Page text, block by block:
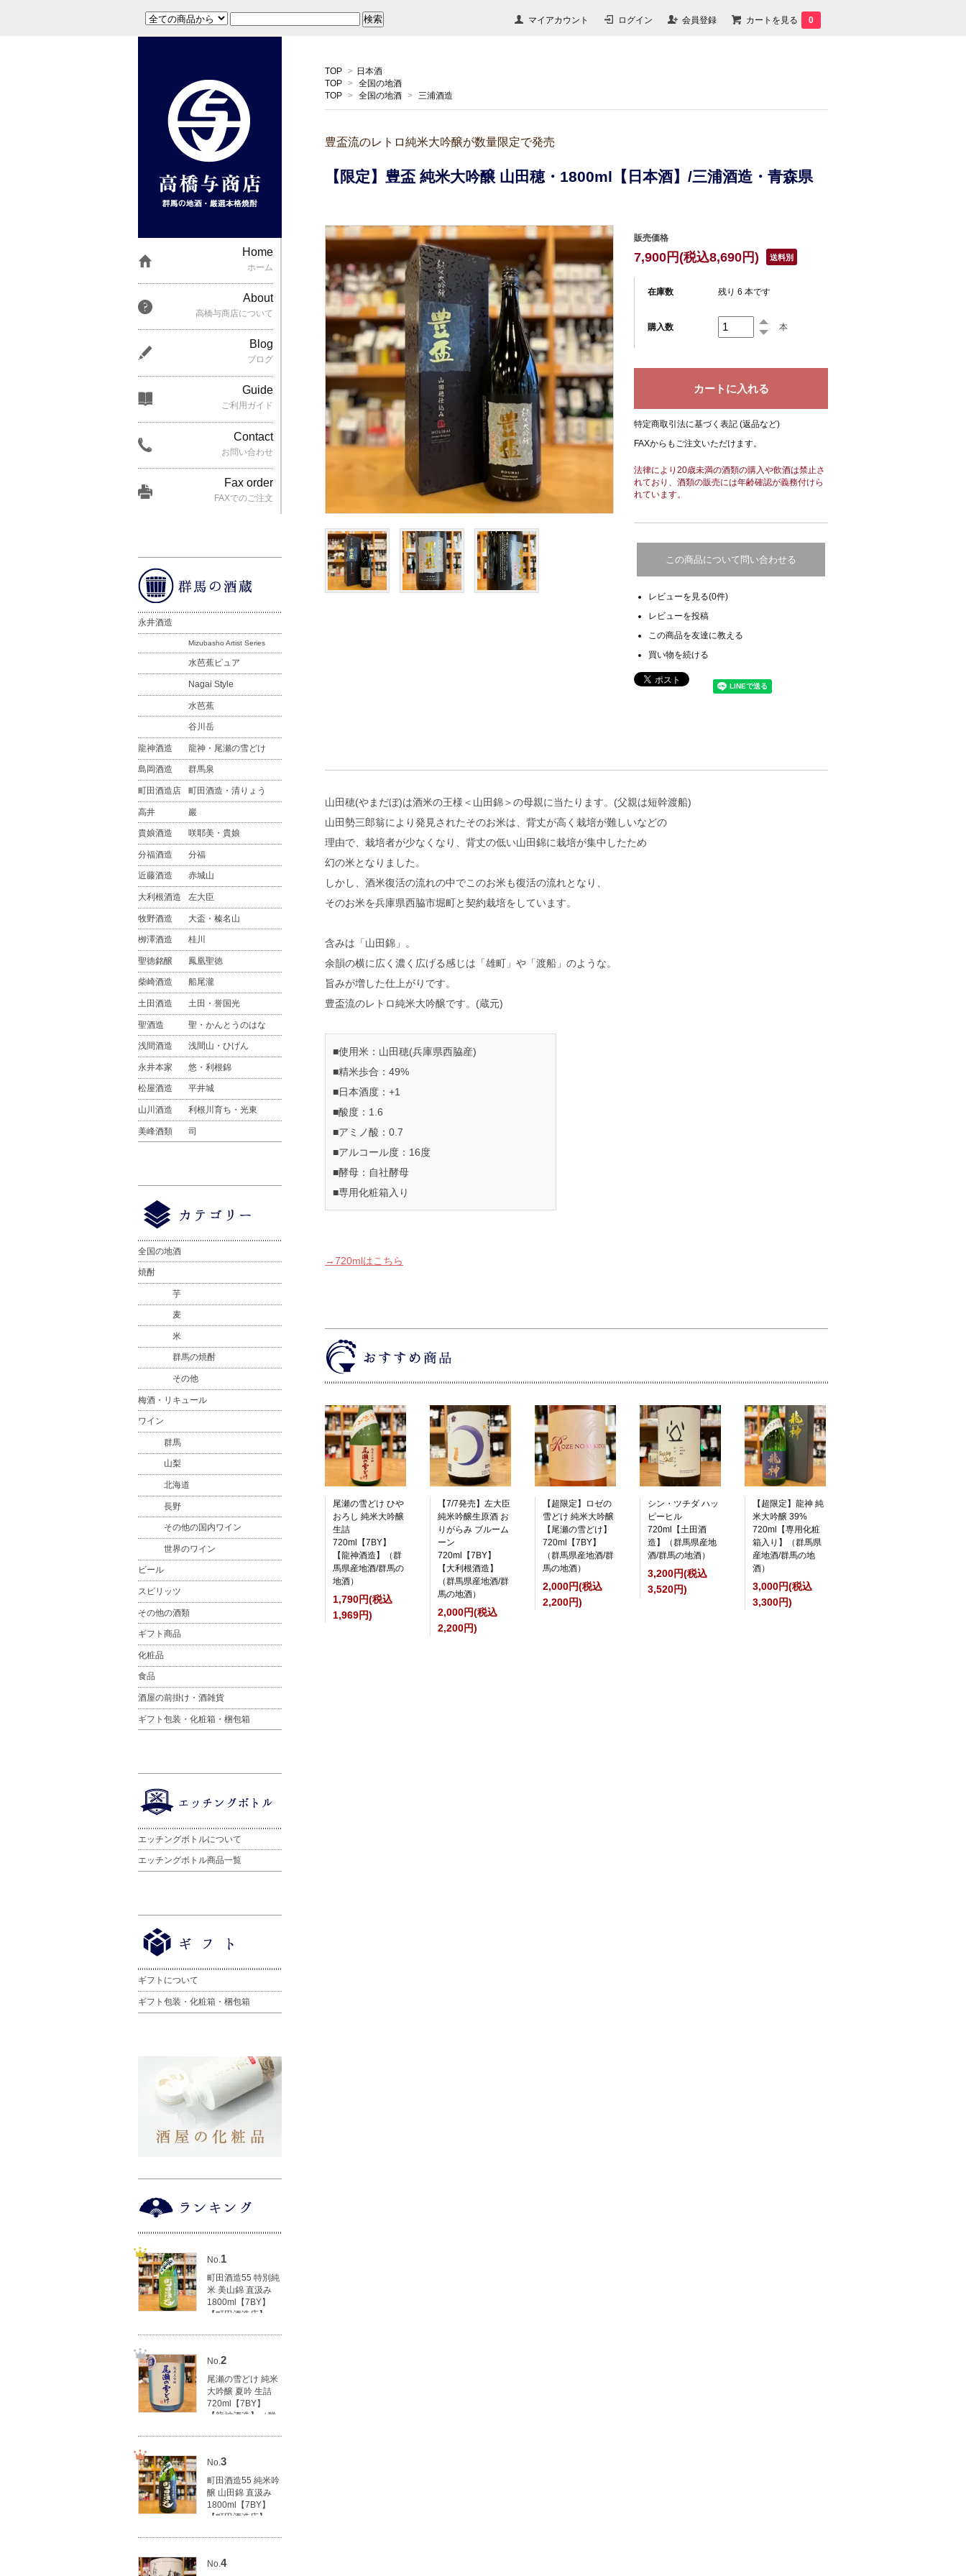
マイアカウント ログイン 会員登録 カートを見る 0
TOP > 日本酒
TOP > 全国の地酒
TOP > 全国の地酒 > 三浦酒造
豊盃流のレトロ純米大吟醸が数量限定で発売
【限定】豊盃 純米大吟醸 山田穂・1800ml【日本酒】/三浦酒造・青森県
販売価格
7,900円(税込8,690円) 送料別
在庫数 残り 6 本です
購入数 本
特定商取引法に基づく表記 (返品など)
FAXからもご注文いただけます。
法律により20歳未満の酒類の購入や飲酒は禁止さ
れており、酒類の販売には年齢確認が義務付けら
れています。
この商品について問い合わせる
レビューを見る(0件)
レビューを投稿
この商品を友達に教える
買い物を続ける
山田穂(やまだぼ)は酒米の王様＜山田錦＞の母親に当たります。(父親は短幹渡船)
山田勢三郎翁により発見されたそのお米は、背丈が高く栽培が難しいなどの
理由で、栽培者が少なくなり、背丈の低い山田錦に栽培が集中したため
幻の米となりました。
しかし、酒米復活の流れの中でこのお米も復活の流れとなり、
そのお米を兵庫県西脇市堀町と契約栽培をしています。
含みは「山田錦」。
余韻の横に広く濃く広げる感じは「雄町」や「渡船」のような。
旨みが増した仕上がりです。
豊盃流のレトロ純米大吟醸です。(蔵元)
■使用米：山田穂(兵庫県西脇産)
■精米歩合：49%
■日本酒度：+1
■酸度：1.6
■アミノ酸：0.7
■アルコール度：16度
■酵母：自社酵母
■専用化粧箱入り
→720mlはこちら
尾瀬の雪どけ ひや
おろし 純米大吟醸
生詰
720ml【7BY】
【龍神酒造】（群
馬県産地酒/群馬の
地酒）
1,790円(税込
1,969円)
【7/7発売】左大臣
純米吟醸生原酒 お
りがらみ ブルーム
ーン
720ml【7BY】
【大利根酒造】
（群馬県産地酒/群
馬の地酒）
2,000円(税込
2,200円)
【超限定】ロゼの
雪どけ 純米大吟醸
【尾瀬の雪どけ】
720ml【7BY】
（群馬県産地酒/群
馬の地酒）
2,000円(税込
2,200円)
シン・ツチダ ハッ
ピーヒル
720ml【土田酒
造】（群馬県産地
酒/群馬の地酒）
3,200円(税込
3,520円)
【超限定】龍神 純
米大吟醸 39%
720ml【専用化粧
箱入り】（群馬県
産地酒/群馬の地
酒）
3,000円(税込
3,300円)
Home
ホーム
About
高橋与商店について
Blog
ブログ
Guide
ご利用ガイド
Contact
お問い合わせ
Fax order
FAXでのご注文
永井酒造
Mizubasho Artist Series
水芭蕉ピュア
Nagai Style
水芭蕉
谷川岳
龍神酒造 龍神・尾瀬の雪どけ
島岡酒造 群馬泉
町田酒造店 町田酒造・清りょう
高井 巖
貴娘酒造 咲耶美・貴娘
分福酒造 分福
近藤酒造 赤城山
大利根酒造 左大臣
牧野酒造 大盃・榛名山
栁澤酒造 桂川
聖徳銘醸 鳳凰聖徳
柴崎酒造 船尾瀧
土田酒造 土田・誉国光
聖酒造 聖・かんとうのはな
浅間酒造 浅間山・ひげん
永井本家 悠・利根錦
松屋酒造 平井城
山川酒造 利根川育ち・光東
美峰酒類 司
全国の地酒
焼酎
芋
麦
米
群馬の焼酎
その他
梅酒・リキュール
ワイン
群馬
山梨
北海道
長野
その他の国内ワイン
世界のワイン
ビール
スピリッツ
その他の酒類
ギフト商品
化粧品
食品
酒屋の前掛け・酒雑貨
ギフト包装・化粧箱・梱包箱
エッチングボトルについて
エッチングボトル商品一覧
ギフトについて
ギフト包装・化粧箱・梱包箱
No.1
町田酒造55 特別純
米 美山錦 直汲み
1800ml【7BY】
【町田酒造店】
円)
No.2
尾瀬の雪どけ 純米
大吟醸 夏吟 生詰
720ml【7BY】
【龍神酒造】（群
円)
No.3
町田酒造55 純米吟
醸 山田錦 直汲み
1800ml【7BY】
【町田酒造店】
円)
No.4